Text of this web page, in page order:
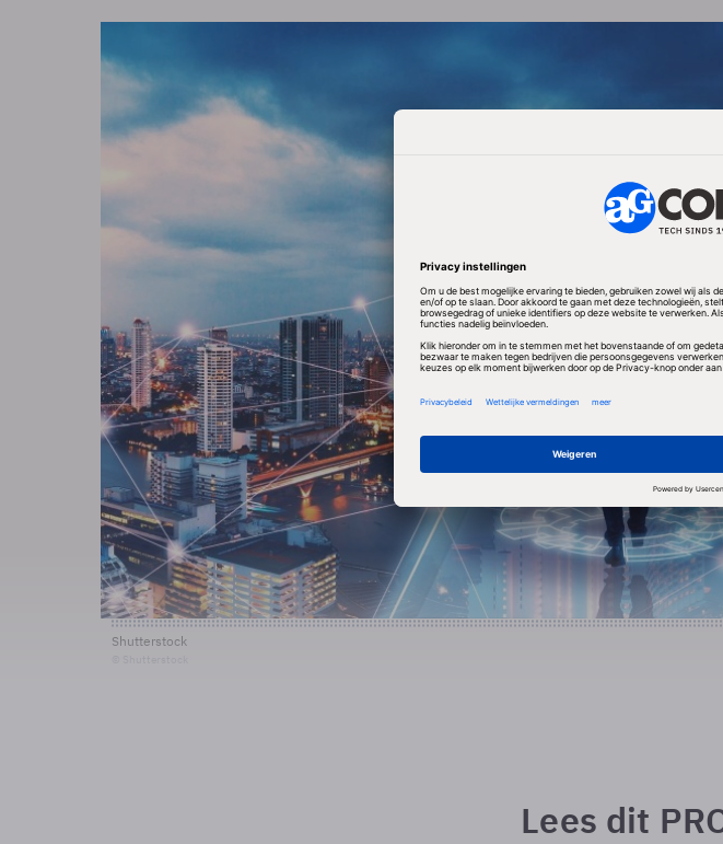
Shutterstock
Lees dit